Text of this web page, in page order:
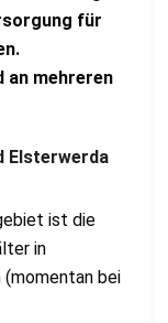
für
an mehreren
Elsterwerda
ist die
in
bei